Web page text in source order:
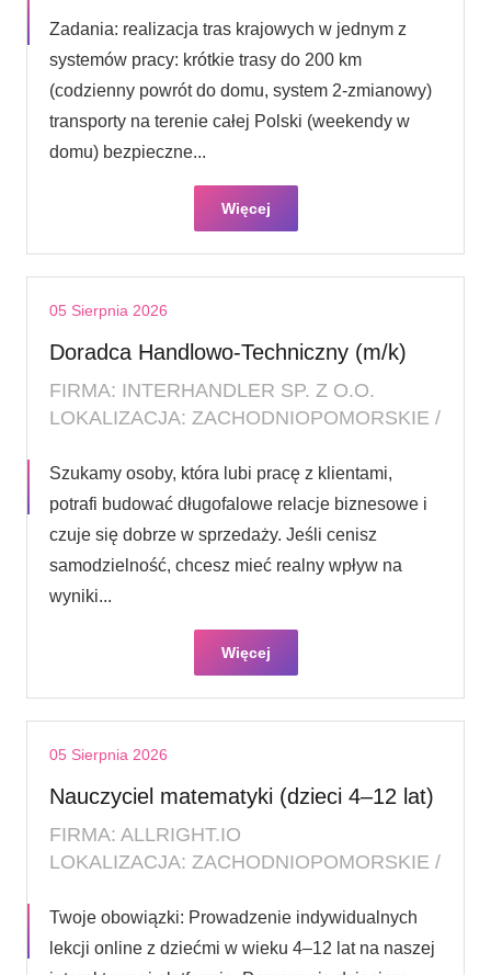
Zadania: realizacja tras krajowych w jednym z
systemów pracy: krótkie trasy do 200 km
(codzienny powrót do domu, system 2-zmianowy)
transporty na terenie całej Polski (weekendy w
domu) bezpieczne...
Więcej
05 Sierpnia 2026
Doradca Handlowo-Techniczny (m/k)
FIRMA: INTERHANDLER SP. Z O.O.
LOKALIZACJA: ZACHODNIOPOMORSKIE /
Szukamy osoby, która lubi pracę z klientami,
potrafi budować długofalowe relacje biznesowe i
czuje się dobrze w sprzedaży. Jeśli cenisz
samodzielność, chcesz mieć realny wpływ na
wyniki...
Więcej
05 Sierpnia 2026
Nauczyciel matematyki (dzieci 4–12 lat)
FIRMA: ALLRIGHT.IO
LOKALIZACJA: ZACHODNIOPOMORSKIE /
Twoje obowiązki: Prowadzenie indywidualnych
lekcji online z dziećmi w wieku 4–12 lat na naszej